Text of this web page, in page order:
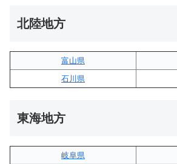
北陸地方
富山県
石川県
東海地方
岐阜県